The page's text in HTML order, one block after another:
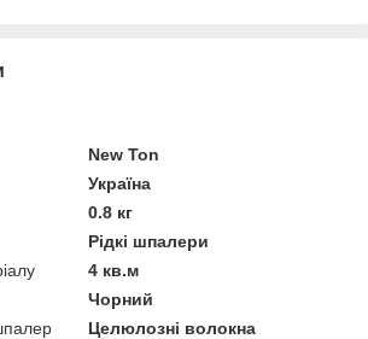
New Ton
Україна
0.8 кг
Рідкі шпалери
4 кв.м
Чорний
Целюлозні волокна